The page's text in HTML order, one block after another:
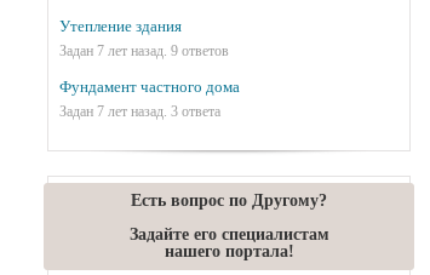
Утепление здания
Задан 7 лет назад. 9 ответов
Фундамент частного дома
Задан 7 лет назад. 3 ответа
Есть вопрос по Другому?
Задайте его специалистам
нашего портала!